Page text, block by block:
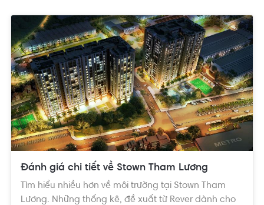
+ Đơn vị xây dựng: Công ty TNHH Xây Lắp Phương Nam
+ Vị trí: đường Dương Thị Giang, phường Tân Thới Nhất, Quận
12, TP.HCM
+ Quy mô: Khu đất rộng 3,206m2 gồm 2 block cao 18 tầng
+ Mật độ xây dựng: 40%
+ Tổng số lượng căn hộ: 352 căn
+ Diện tích căn hộ: 60 – 88m2 (1 – 3 phòng ngủ)
+ Pháp lý: Đã có Giấy phép xây dựng
Vị trí dự án Stown Tham Lương Quận 12
Đánh giá chi tiết về Stown Tham Lương
Tìm hiểu nhiều hơn về môi trường tại Stown Tham
Lương. Những thống kê, đề xuất từ Rever dành cho